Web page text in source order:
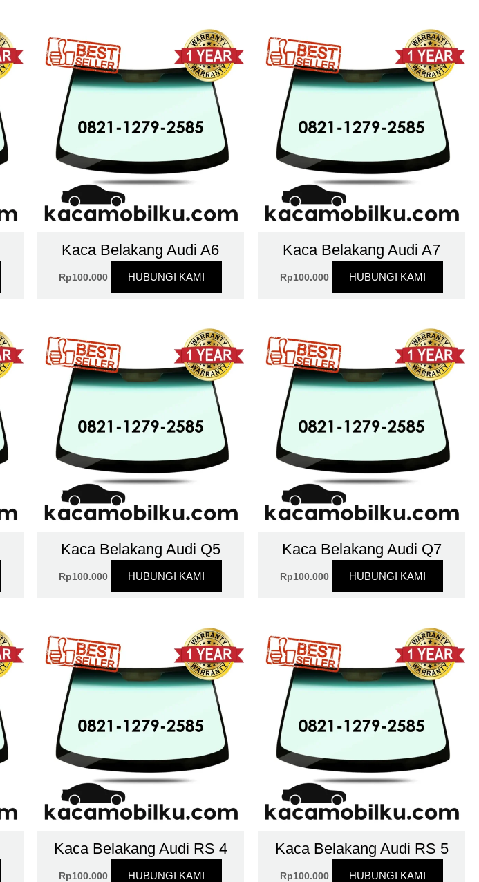
Kaca Belakang Audi A6
Rp100.000 HUBUNGI KAMI
Kaca Belakang Audi A7
Rp100.000 HUBUNGI KAMI
Kaca Belakang Audi Q5
Rp100.000 HUBUNGI KAMI
Kaca Belakang Audi Q7
Rp100.000 HUBUNGI KAMI
Kaca Belakang Audi RS 4
Rp100.000 HUBUNGI KAMI
Kaca Belakang Audi RS 5
Rp100.000 HUBUNGI KAMI